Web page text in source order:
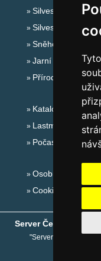
Silvester Beskydy
Silvestr na
Sněhové
Jarní prázdniny
Přírodní
Katalog ubytování
Lastminute
Počasí na horách
Osobní údaje
Cookies
Server České hory ®
"Server České hory"